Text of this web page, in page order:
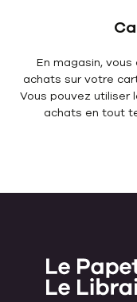
En magasin,
achats sur votre
Vous pouvez utiliser
achats en tout